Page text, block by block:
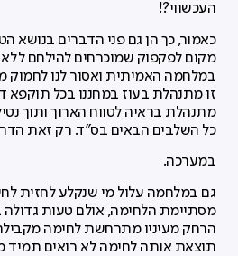
העכשווי?!
כאמור, כך הן גם פני הדברים בנושא
מקום לפקפוק שמוכרחים להילחם ללא
במלחמה האמיתית ואסור לנו לחמוק
זו מתנהלת בעוז במחננו בכל תוקפא
מתנהלת בראיה לטווח הארוך ותוך
כל השלבים הבאים בס"ד. רק זאת
במערכה.
גם במלחמה עלול מי שנקלע לחזית
מסתיימת הלחימה, אולם טעות
הרחק מעיניו מתרחשת לחימה
תוצאת אותה לחימה לא רואים תמיד